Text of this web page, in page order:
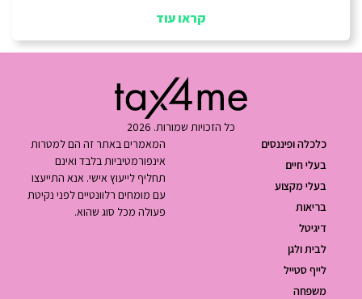
קראו עוד
כל הזכויות שמורות. 2026
כלכלה ופיננסים
בעלי חיים
בעלי מקצוע
בריאות
דיגיטל
לבית ולגן
לייף סטייל
משפחה
המאמרים באתר זה הם למטרות
אינפורמטיביות בלבד ואינם
תחליף לייעוץ אישי. אנא התייעצו
עם מומחים רלוונטיים לפני נקיטת
פעולה מכל סוג שהוא.